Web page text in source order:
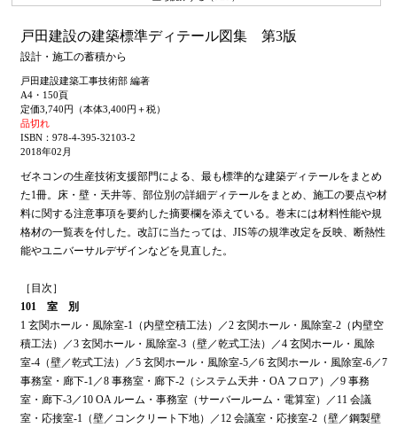
戸田建設の建築標準ディテール図集 第3版
設計・施工の蓄積から
戸田建設建築工事技術部 編著
A4・150頁
定価3,740円（本体3,400円＋税）
品切れ
ISBN：978-4-395-32103-2
2018年02月
ゼネコンの生産技術支援部門による、最も標準的な建築ディテールをまとめ
た1冊。床・壁・天井等、部位別の詳細ディテールをまとめ、施工の要点や材
料に関する注意事項を要約した摘要欄を添えている。巻末には材料性能や規
格材の一覧表を付した。改訂に当たっては、JIS等の規準改定を反映、断熱性
能やユニバーサルデザインなどを見直した。
［目次］
101 室 別
1 玄関ホール・風除室-1（内壁空積工法）／2 玄関ホール・風除室-2（内壁空
積工法）／3 玄関ホール・風除室-3（壁／乾式工法）／4 玄関ホール・風除
室-4（壁／乾式工法）／5 玄関ホール・風除室-5／6 玄関ホール・風除室-6／7
事務室・廊下-1／8 事務室・廊下-2（システム天井・OA フロア）／9 事務
室・廊下-3／10 OA ルーム・事務室（サーバールーム・電算室）／11 会議
室・応接室-1（壁／コンクリート下地）／12 会議室・応接室-2（壁／鋼製壁